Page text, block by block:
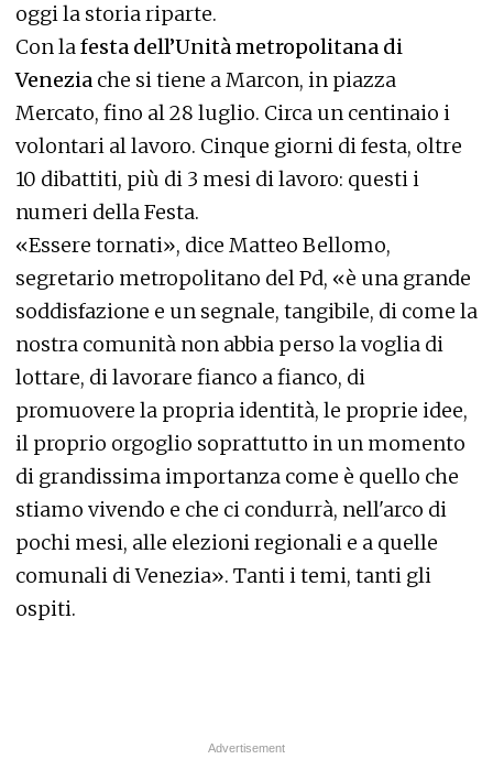
oggi la storia riparte.
Con lafesta dell’Unità metropolitana di
Venezia che si tiene a Marcon, in piazza
Mercato, fino al 28 luglio. Circa un centinaio i
volontari al lavoro. Cinque giorni di festa, oltre
10 dibattiti, più di 3 mesi di lavoro: questi i
numeri della Festa.
«Essere tornati», dice Matteo Bellomo,
segretario metropolitano del Pd, «è una grande
soddisfazione e un segnale, tangibile, di come la
nostra comunità non abbia perso la voglia di
lottare, di lavorare fianco a fianco, di
promuovere la propria identità, le proprie idee,
il proprio orgoglio soprattutto in un momento
di grandissima importanza come è quello che
stiamo vivendo e che ci condurrà, nell'arco di
pochi mesi, alle elezioni regionali e a quelle
comunali di Venezia». Tanti i temi, tanti gli
ospiti.